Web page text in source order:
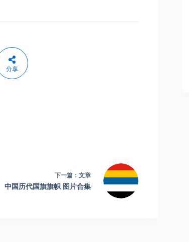
分享
下一篇： 文章
中国历代国旗旗帜 图片合集